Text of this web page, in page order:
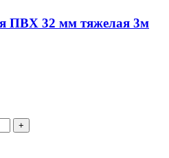
ПВХ 32 мм тяжелая 3м